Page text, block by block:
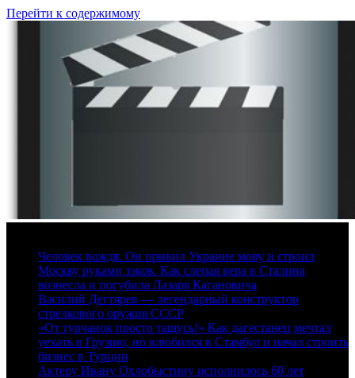
Перейти к содержимому
Человек вождя. Он привил Украине мову и строил
Москву руками зэков. Как слепая вера в Сталина
вознесла и погубила Лазаря Кагановича
Василий Дегтярев — легендарный конструктор
стрелкового оружия СССР
«От турчанок просто тащусь!» Как дагестанец мечтал
уехать в Грузию, но влюбился в Стамбул и начал строить
бизнес в Турции
Актеру Ивану Охлобыстину исполнилось 60 лет